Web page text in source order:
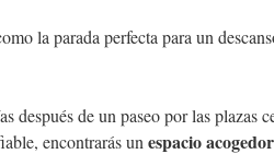
la parada perfecta para un
después de un paseo por las plazas
encontrarás un espacio acogedor